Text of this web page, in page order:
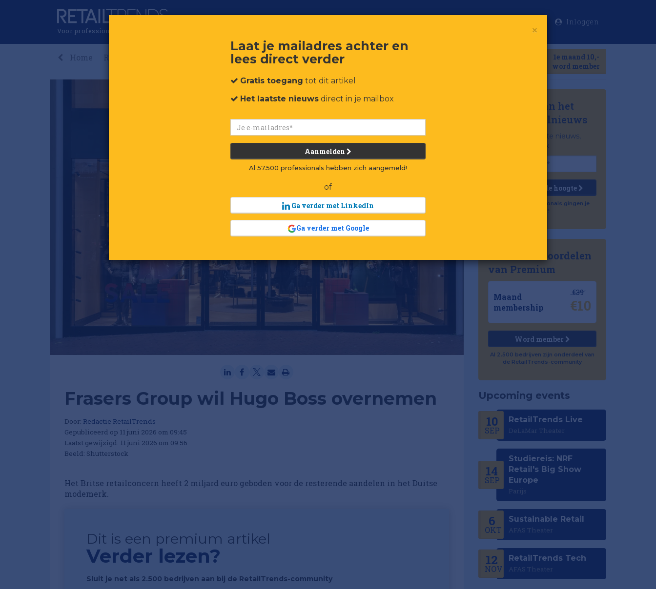
Voor professionals in retail & brands
Inloggen
Home Recent Events Connect Jobs
1e maand 10,-
word member
Frasers Group wil Hugo Boss overnemen
Door: Redactie RetailTrends
Gepubliceerd op 11 juni 2026 om 09:45
Laatst gewijzigd: 11 juni 2026 om 09:56
Beeld: Shutterstock
Het Britse retailconcern heeft 2 miljard euro geboden voor de resterende aandelen in het Duitse
modemerk.
Dit is een premium artikel
Verder lezen?
Sluit je net als 2.500 bedrijven aan bij de RetailTrends-community
Mis niets van het
laatste retailnieuws
Het belangrijkste nieuws,
gratis in je inbox
Houd mij op de hoogte
Al 57.500 professionals gingen je
voor!
Ontdek de voordelen
van Premium
Maand
membership
€39
€10
Word member
Al 2.500 bedrijven zijn onderdeel van
de RetailTrends-community
Upcoming events
10
SEP
RetailTrends Live
DeLaMar Theater
14
SEP
Studiereis: NRF
Retail's Big Show
Europe
Parijs
6
OKT
Sustainable Retail
AFAS Theater
12
NOV
RetailTrends Tech
AFAS Theater
×
Laat je mailadres achter en
lees direct verder
Gratis toegang tot dit artikel
Het laatste nieuws direct in je mailbox
Aanmelden
Al 57.500 professionals hebben zich aangemeld!
of
Ga verder met LinkedIn
Ga verder met Google